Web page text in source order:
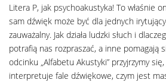
Litera P, jak psychoakustyka! To właśnie
sam dźwięk może być dla jednych
zauważalny. Jak działa ludzki słuch i
potrafią nas rozpraszać, a inne pomagają
odcinku „Alfabetu Akustyki” przyjrzymy
interpretuje fale dźwiękowe, czym jest